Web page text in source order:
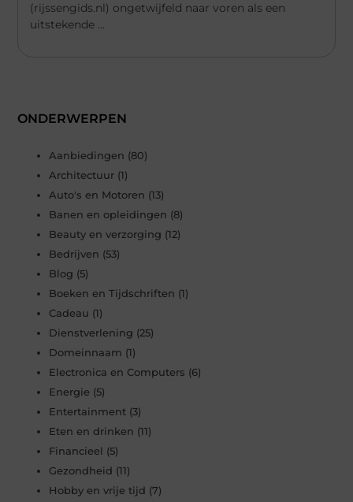
(rijssengids.nl) ongetwijfeld naar voren als een
uitstekende ...
ONDERWERPEN
Aanbiedingen (80)
Architectuur (1)
Auto's en Motoren (13)
Banen en opleidingen (8)
Beauty en verzorging (12)
Bedrijven (53)
Blog (5)
Boeken en Tijdschriften (1)
Cadeau (1)
Dienstverlening (25)
Domeinnaam (1)
Electronica en Computers (6)
Energie (5)
Entertainment (3)
Eten en drinken (11)
Financieel (5)
Gezondheid (11)
Hobby en vrije tijd (7)